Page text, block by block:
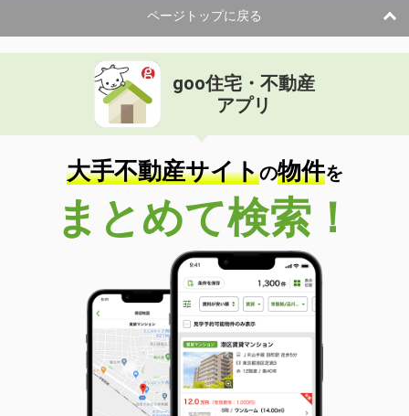
ページトップに戻る
goo住宅・不動産
アプリ
大手不動産サイトの物件を
まとめて検索！